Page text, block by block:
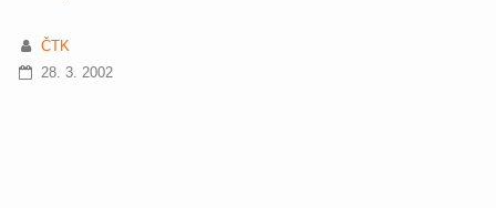
ČTK
28. 3. 2002